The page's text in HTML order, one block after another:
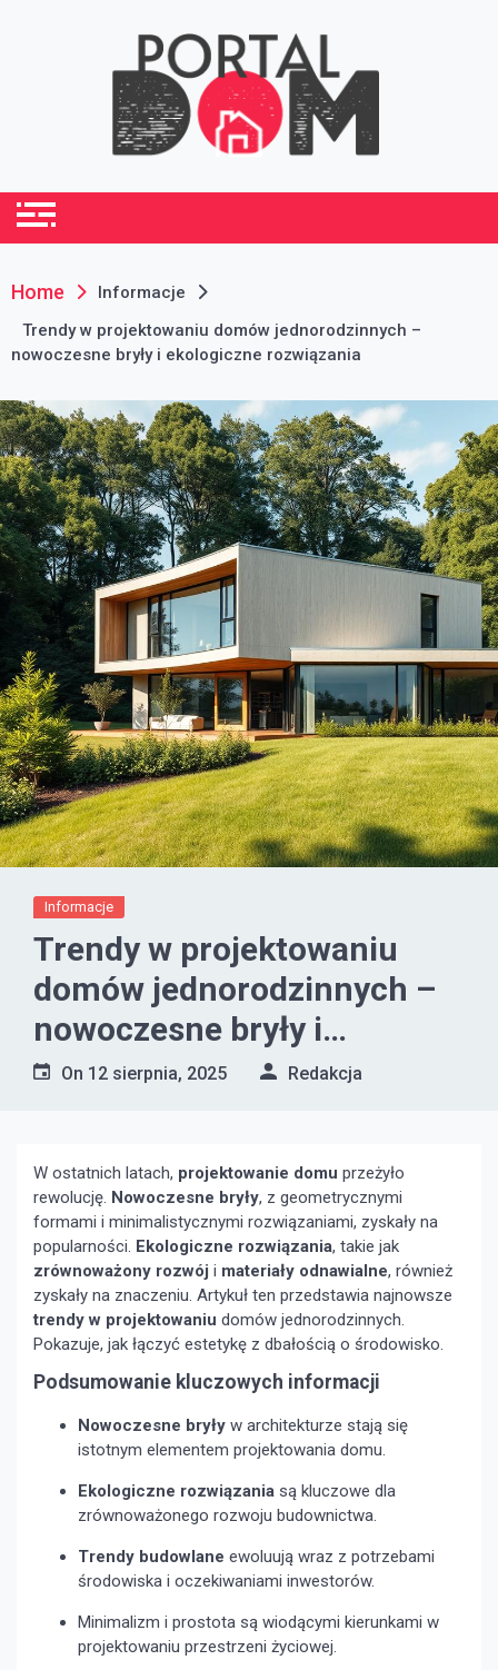
portaldom.com.pl
Home
Informacje
Trendy w projektowaniu domów jednorodzinnych –
nowoczesne bryły i ekologiczne rozwiązania
Informacje
Trendy w projektowaniu
domów jednorodzinnych –
nowoczesne bryły i
ekologiczne rozwiązania
On 12 sierpnia, 2025 Redakcja
W ostatnich latach, projektowanie domu przeżyło
rewolucję. Nowoczesne bryły, z geometrycznymi
formami i minimalistycznymi rozwiązaniami, zyskały na
popularności. Ekologiczne rozwiązania, takie jak
zrównoważony rozwój i materiały odnawialne, również
zyskały na znaczeniu. Artykuł ten przedstawia najnowsze
trendy w projektowaniu domów jednorodzinnych.
Pokazuje, jak łączyć estetykę z dbałością o środowisko.
Podsumowanie kluczowych informacji
Nowoczesne bryły w architekturze stają się
istotnym elementem projektowania domu.
Ekologiczne rozwiązania są kluczowe dla
zrównoważonego rozwoju budownictwa.
Trendy budowlane ewoluują wraz z potrzebami
środowiska i oczekiwaniami inwestorów.
Minimalizm i prostota są wiodącymi kierunkami w
projektowaniu przestrzeni życiowej.